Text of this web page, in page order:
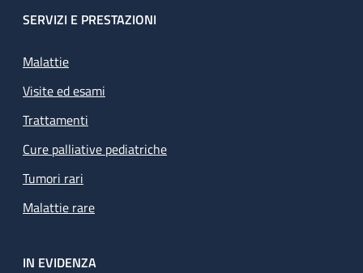
SERVIZI E PRESTAZIONI
Malattie
Visite ed esami
Trattamenti
Cure palliative pediatriche
Tumori rari
Malattie rare
IN EVIDENZA